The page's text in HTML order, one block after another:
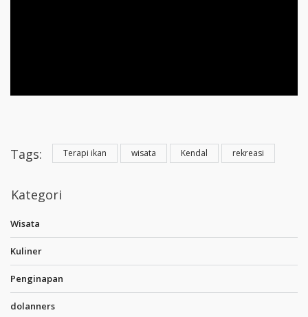
Tags: Terapi ikan wisata Kendal rekreasi
Kategori
Wisata
Kuliner
Penginapan
dolanners